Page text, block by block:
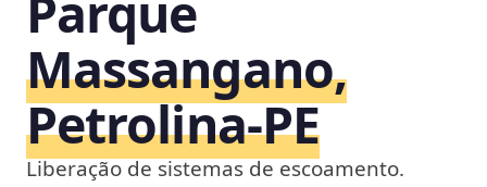
Massangano,
Petrolina‑PE
Liberação de sistemas de escoamento.